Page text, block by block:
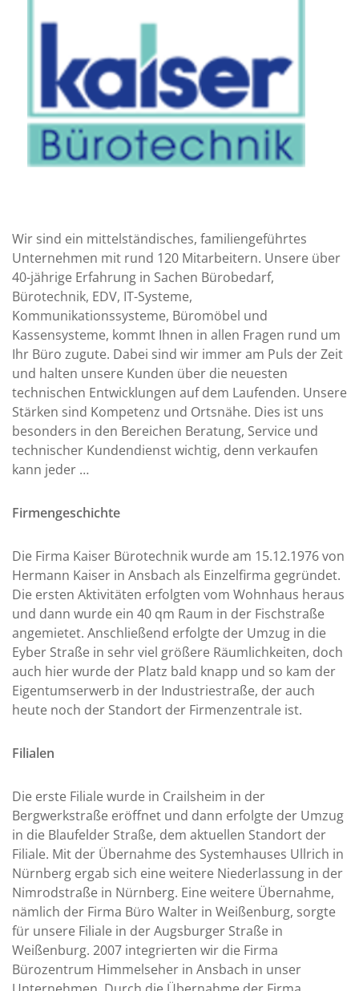
Wir sind ein mittelständisches, familiengeführtes
Unternehmen mit rund 120 Mitarbeitern. Unsere über
40-jährige Erfahrung in Sachen Bürobedarf,
Bürotechnik, EDV, IT-Systeme,
Kommunikationssysteme, Büromöbel und
Kassensysteme, kommt Ihnen in allen Fragen rund um
Ihr Büro zugute. Dabei sind wir immer am Puls der Zeit
und halten unsere Kunden über die neuesten
technischen Entwicklungen auf dem Laufenden. Unsere
Stärken sind Kompetenz und Ortsnähe. Dies ist uns
besonders in den Bereichen Beratung, Service und
technischer Kundendienst wichtig, denn verkaufen
kann jeder …
Firmengeschichte
Die Firma Kaiser Bürotechnik wurde am 15.12.1976 von
Hermann Kaiser in Ansbach als Einzelfirma gegründet.
Die ersten Aktivitäten erfolgten vom Wohnhaus heraus
und dann wurde ein 40 qm Raum in der Fischstraße
angemietet. Anschließend erfolgte der Umzug in die
Eyber Straße in sehr viel größere Räumlichkeiten, doch
auch hier wurde der Platz bald knapp und so kam der
Eigentumserwerb in der Industriestraße, der auch
heute noch der Standort der Firmenzentrale ist.
Filialen
Die erste Filiale wurde in Crailsheim in der
Bergwerkstraße eröffnet und dann erfolgte der Umzug
in die Blaufelder Straße, dem aktuellen Standort der
Filiale. Mit der Übernahme des Systemhauses Ullrich in
Nürnberg ergab sich eine weitere Niederlassung in der
Nimrodstraße in Nürnberg. Eine weitere Übernahme,
nämlich der Firma Büro Walter in Weißenburg, sorgte
für unsere Filiale in der Augsburger Straße in
Weißenburg. 2007 integrierten wir die Firma
Bürozentrum Himmelseher in Ansbach in unser